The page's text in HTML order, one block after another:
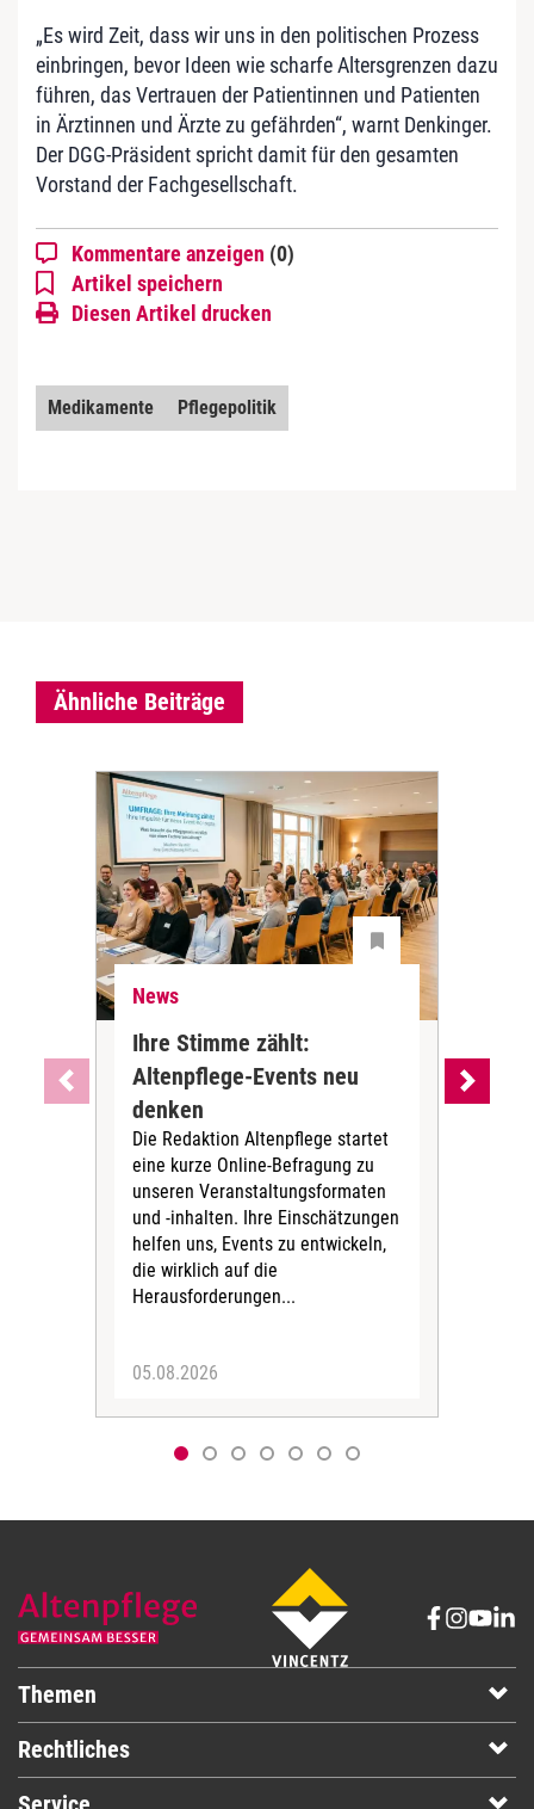
„Es wird Zeit, dass wir uns in den politischen Prozess
einbringen, bevor Ideen wie scharfe Altersgrenzen dazu
führen, das Vertrauen der Patientinnen und Patienten
in Ärztinnen und Ärzte zu gefährden“, warnt Denkinger.
Der DGG-Präsident spricht damit für den gesamten
Vorstand der Fachgesellschaft.
Kommentare anzeigen (0)
Artikel speichern
Diesen Artikel drucken
Medikamente Pflegepolitik
Ähnliche Beiträge
News
Ihre Stimme zählt:
Altenpflege-Events neu
denken
Die Redaktion Altenpflege startet
eine kurze Online-Befragung zu
unseren Veranstaltungsformaten
und -inhalten. Ihre Einschätzungen
helfen uns, Events zu entwickeln,
die wirklich auf die
Herausforderungen...
05.08.2026
Themen
Rechtliches